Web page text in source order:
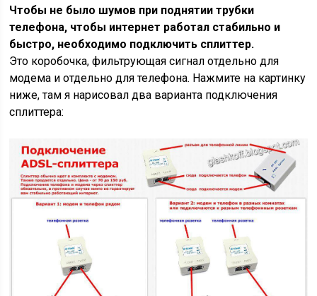
Чтобы не было шумов при поднятии трубки
телефона, чтобы интернет работал стабильно и
быстро, необходимо подключить сплиттер.
Это коробочка, фильтрующая сигнал отдельно для
модема и отдельно для телефона. Нажмите на картинку
ниже, там я нарисовал два варианта подключения
сплиттера: